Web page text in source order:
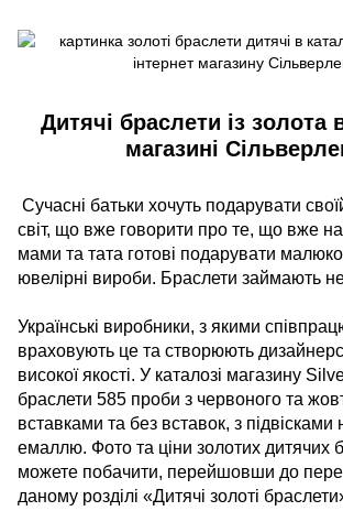
Дитячі браслети із золота
магазині
Сучасні батьки хочуть подарувати
світ, що вже говорити про те, що вже
мами та тата готові подарувати
ювелірні вироби. Браслети займають
Українські виробники, з якими
враховують це та створюють
високої якості. У каталозі магазину
браслети 585 проби з червоного та
вставками та без вставок, з
емаллю. Фото та ціни золотих дитячих
можете побачити, перейшовши до
даному розділі «Дитячі золоті